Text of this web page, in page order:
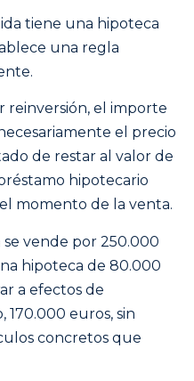
tiene una hipoteca
una regla
reinversión, el importe
el precio
de restar al valor de
hipotecario
momento de la venta.
vende por 250.000
hipoteca de 80.000
a efectos de
170.000 euros, sin
concretos que